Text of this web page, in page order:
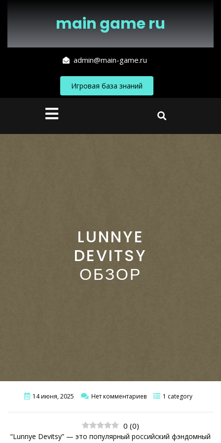
main game ru
admin@main-game.ru
Игровая база знаний
Кнопка
Открыть
LUNNYE
DEVITSY
ОБЗОР
14 июня, 2025 Нет комментариев 1 category
0 (0)
“Lunnye Devitsy” — это популярный российский фэндомный